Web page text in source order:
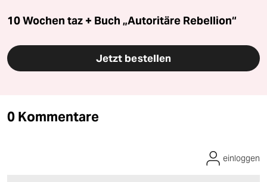
10 Wochen taz + Buch „Autoritäre Rebellion“
Jetzt bestellen
0 Kommentare
einloggen